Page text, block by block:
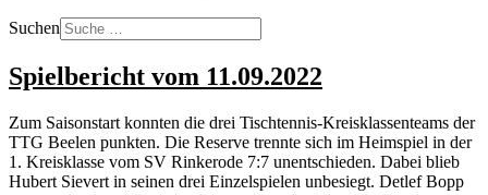
Suchen
Spielbericht vom 11.09.2022
Zum Saisonstart konnten die drei Tischtennis-Kreisklassenteams der
TTG Beelen punkten. Die Reserve trennte sich im Heimspiel in der
1. Kreisklasse vom SV Rinkerode 7:7 unentschieden. Dabei blieb
Hubert Sievert in seinen drei Einzelspielen unbesiegt. Detlef Bopp